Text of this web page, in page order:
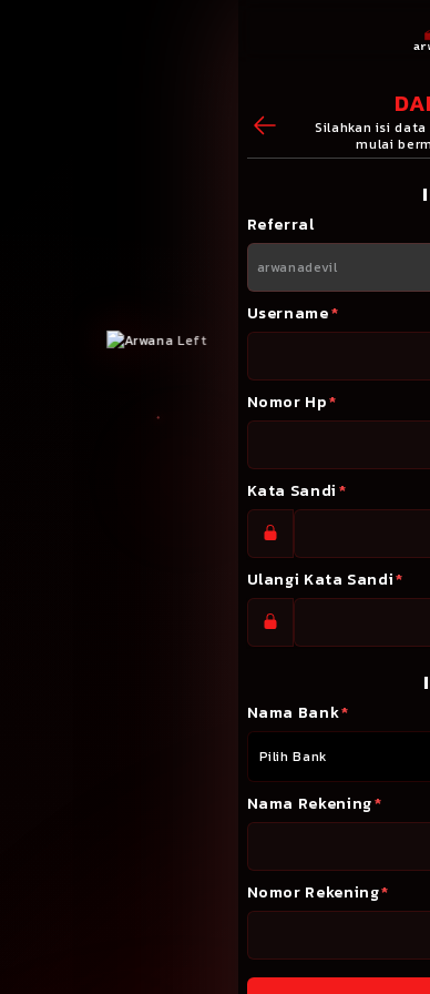
Silahkan isi
mulai
Referral
Username*
Nomor Hp*
Kata Sandi*
Ulangi Kata Sandi*
Nama Bank*
Nama Rekening*
Nomor Rekening*